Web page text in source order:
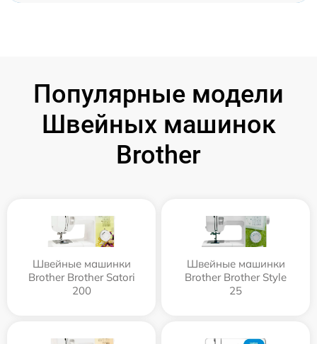
Популярные модели
Швейных машинок
Brother
Швейные машинки
Brother Brother Satori
200
Швейные машинки
Brother Brother Style
25